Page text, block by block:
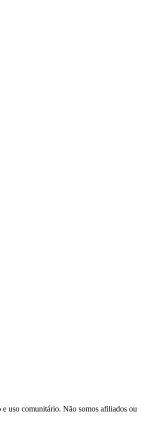
uso comunitário. Não somos afiliados ou